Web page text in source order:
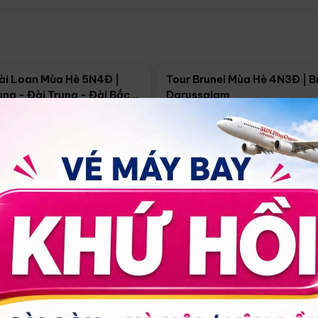
Loan Mùa Hè 5N4Đ |
- Đài Trung - Đài Bắc
18/09
Tour Brunei Mùa Hè 4N3Đ |
Darussalam
Hồ Chí Minh 4N3Đ
30/08 17/09 24/09
14.499.000đ Xem chi